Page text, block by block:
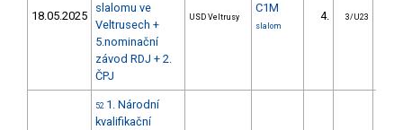
18.05.2025
slalomu ve
Veltrusech +
5.nominační
závod RDJ + 2.
ČPJ
USD Veltrusy
C1M
slalom
4. 3/U23
52 1. Národní
kvalifikační